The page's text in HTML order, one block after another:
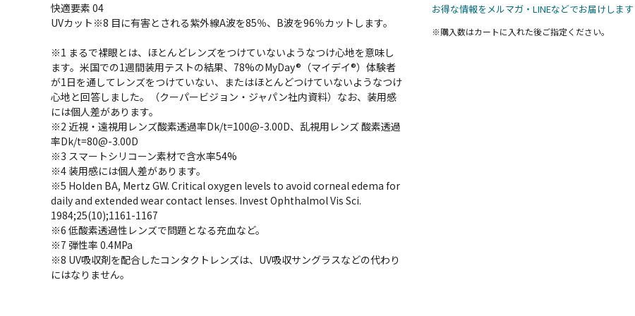
快適要素 04
UVカット※8 目に有害とされる紫外線A波を85％、B波を96％カットします。
※1 まるで裸眼とは、ほとんどレンズをつけていないようなつけ心地を意味し
ます。米国での1週間装用テストの結果、78%のMyDay®（マイデイ®）体験者
が1日を通してレンズをつけていない、またはほとんどつけていないようなつけ
心地と回答しました。（クーパービジョン・ジャパン社内資料）なお、装用感
には個人差があります。
※2 近視・遠視用レンズ酸素透過率Dk/t=100@-3.00D、乱視用レンズ 酸素透過
率Dk/t=80@-3.00D
※3 スマートシリコーン素材で含水率54%
※4 装用感には個人差があります。
※5 Holden BA, Mertz GW. Critical oxygen levels to avoid corneal edema for
daily and extended wear contact lenses. Invest Ophthalmol Vis Sci.
1984;25(10);1161-1167
※6 低酸素透過性レンズで問題となる充血など。
※7 弾性率 0.4MPa
※8 UV吸収剤を配合したコンタクトレンズは、UV吸収サングラスなどの代わり
にはなりません。
お得な情報をメルマガ・LINEなどでお届けします
※購入数はカートに入れた後ご指定ください。